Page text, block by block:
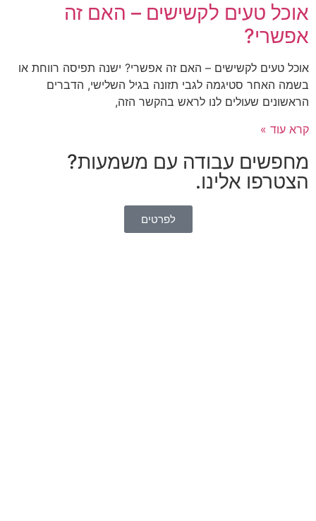
אוכל טעים לקשישים – האם זה
אפשרי?
אוכל טעים לקשישים – האם זה אפשרי? ישנה תפיסה רווחת או
בשמה האחר סטיגמה לגבי תזונה בגיל השלישי, הדברים
הראשונים שעולים לנו לראש בהקשר הזה,
קרא עוד »
מחפשים עבודה עם משמעות?
הצטרפו אלינו.
לפרטים